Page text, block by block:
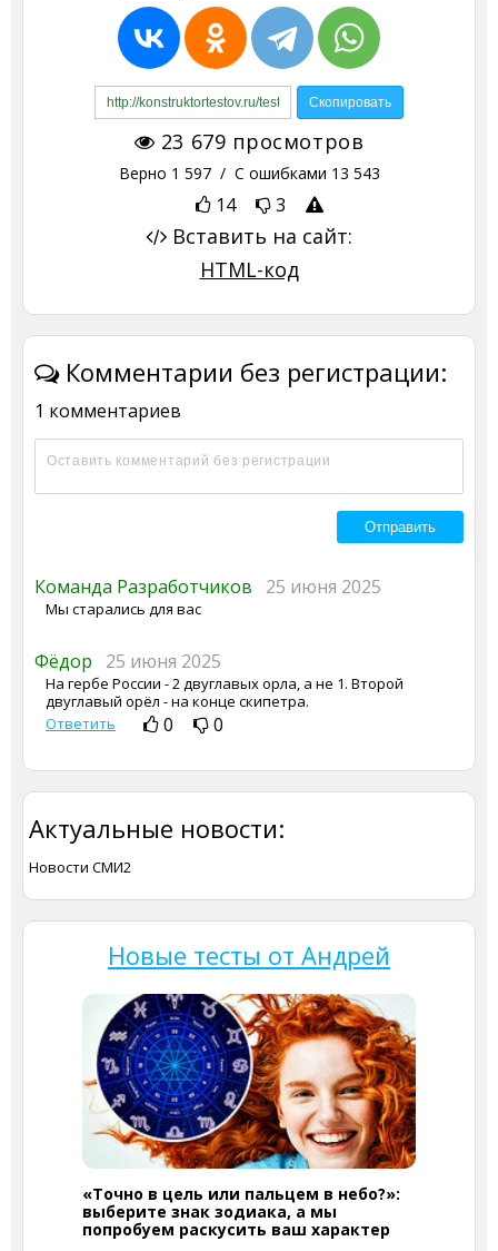
23 679 просмотров
Верно 1 597/ С ошибками 13 543
14 3
Вставить на сайт:
HTML-код
Комментарии без регистрации:
1 комментариев
Команда Разработчиков 25 июня 2025
Мы старались для вас
Фёдор 25 июня 2025
На гербе России - 2 двуглавых орла, а не 1. Второй
двуглавый орёл - на конце скипетра.
Ответить
0 0
Актуальные новости:
Новости СМИ2
Новые тесты от Андрей
«Точно в цель или пальцем в небо?»:
выберите знак зодиака, а мы
попробуем раскусить ваш характер